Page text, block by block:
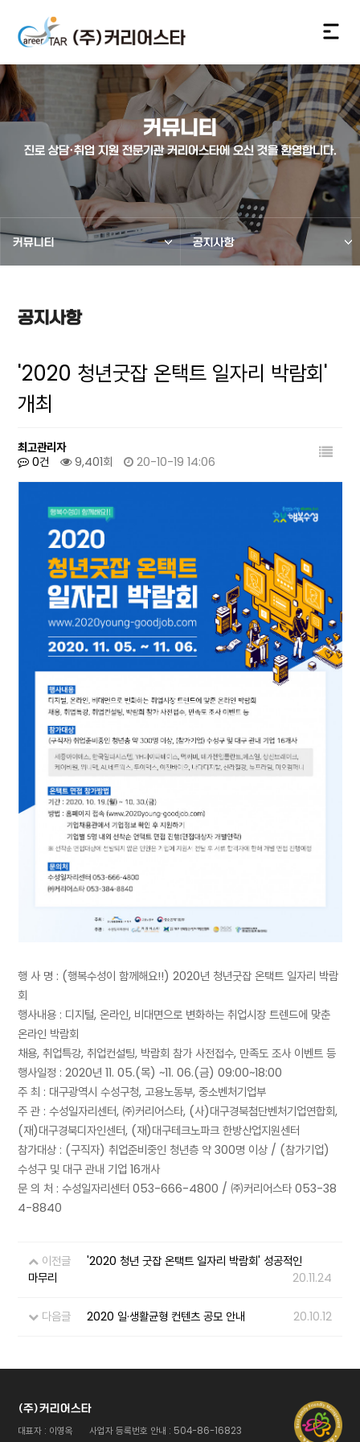
커뮤니티
진로 상담·취업 지원 전문기관 커리어스타에 오신 것을 환영합니다.
커뮤니티 공지사항
공지사항
'2020 청년굿잡 온택트 일자리 박람회'
개최
최고관리자
0건
9,401회 20-10-19 14:06
행 사 명 : (행복수성이 함께해요!!) 2020년 청년굿잡 온택트 일자리 박람
회
행사내용 : 디지털, 온라인, 비대면으로 변화하는 취업시장 트렌드에 맞춘
온라인 박람회
채용, 취업특강, 취업컨설팅, 박람회 참가 사전접수, 만족도 조사 이벤트 등
행사일정 : 2020년 11. 05.(목) ~11. 06.(금) 09:00~18:00
주 최 : 대구광역시 수성구청, 고용노동부, 중소벤처기업부
주 관 : 수성일자리센터, ㈜커리어스타, (사)대구경북첨단벤처기업연합회,
(재)대구경북디자인센터, (재)대구테크노파크 한방산업지원센터
참가대상 : (구직자) 취업준비중인 청년층 약 300명 이상 / (참가기업)
수성구 및 대구 관내 기업 16개사
문 의 처 : 수성일자리센터 053-666-4800 / ㈜커리어스타 053-38
4-8840
이전글
'2020 청년 굿잡 온택트 일자리 박람회' 성공적인
마무리
20.11.24
다음글 2020 일·생활균형 컨텐츠 공모 안내 20.10.12
(주)커리어스타
대표자 : 이영옥 사업자 등록번호 안내 : 504-86-16823